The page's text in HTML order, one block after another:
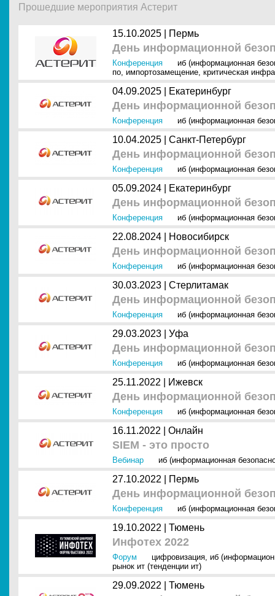
Прошедшие мероприятия Астерит
15.10.2025 | Пермь
День информационной
Конференция
иб (информационная
по, импортозамещение, критическая
04.09.2025 | Екатеринбург
День информационной
Конференция иб (информационная
10.04.2025 | Санкт-Петербург
День информационной
Конференция иб (информационная
05.09.2024 | Екатеринбург
День информационной
Конференция иб (информационная
22.08.2024 | Новосибирск
День информационной
Конференция иб (информационная
30.03.2023 | Стерлитамак
День информационной
Конференция иб (информационная
29.03.2023 | Уфа
День информационной
Конференция иб (информационная
25.11.2022 | Ижевск
День информационной
Конференция иб (информационная
16.11.2022 | Онлайн
SIEM - это просто
Вебинар иб (информационная
27.10.2022 | Пермь
День информационной
Конференция иб (информационная
19.10.2022 | Тюмень
Инфотех 2022
Форум цифровизация, иб
рынок ит (тенденции ит)
29.09.2022 | Тюмень